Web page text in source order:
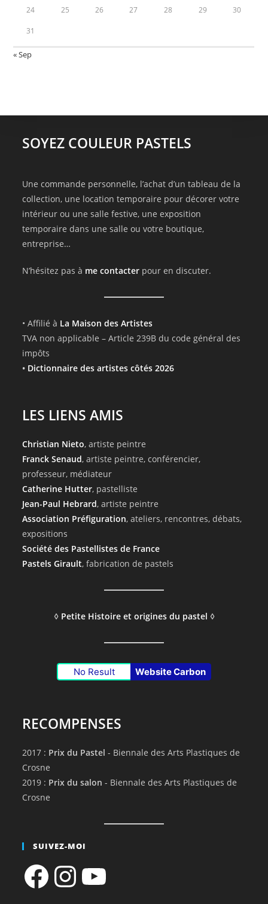
24 25 26 27 28 29 30
31
« Sep
SOYEZ COULEUR PASTELS
Une commande personnelle, l’achat d’un tableau de la
collection, une location temporaire pour décorer votre
intérieur ou une salle festive, une exposition
temporaire dans une salle ou votre boutique,
entreprise…
N’hésitez pas à me contacter pour en discuter.
• Affilié à La Maison des Artistes
TVA non applicable – Article 239B du code général des
impôts
• Dictionnaire des artistes côtés 2026
LES LIENS AMIS
Christian Nieto, artiste peintre
Franck Senaud, artiste peintre, conférencier,
professeur, médiateur
Catherine Hutter, pastelliste
Jean-Paul Hebrard, artiste peintre
Association Préfiguration, ateliers, rencontres, débats,
expositions
Société des Pastellistes de France
Pastels Girault, fabrication de pastels
◊ Petite Histoire et origines du pastel ◊
No Result Website Carbon
RECOMPENSES
2017 : Prix du Pastel - Biennale des Arts Plastiques de
Crosne
2019 : Prix du salon - Biennale des Arts Plastiques de
Crosne
SUIVEZ-MOI
FacebookInstagramYouTube